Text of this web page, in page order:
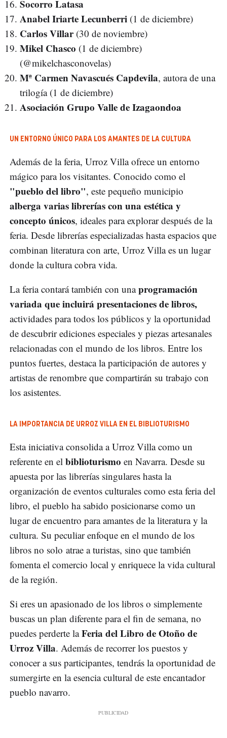
Socorro Latasa
Anabel Iriarte Lecunberri (1 de diciembre)
Carlos Villar(30 de noviembre)
Mikel Chasco (1 de diciembre)
(@mikelchasconovelas)
Mª Carmen Navascués Capdevila, autora de una
trilogía (1 de diciembre)
Asociación Grupo Valle de Izagaondoa
UN ENTORNO ÚNICO PARA LOS AMANTES DE LA CULTURA
Además de la feria, Urroz Villa ofrece un entorno
mágico para los visitantes. Conocido como el
"pueblo del libro", este pequeño municipio
alberga varias librerías con una estética y
concepto únicos, ideales para explorar después de la
feria. Desde librerías especializadas hasta espacios que
combinan literatura con arte, Urroz Villa es un lugar
donde la cultura cobra vida.
La feria contará también con unaprogramación
variada que incluirá presentaciones de libros,
actividades para todos los públicos y la oportunidad
de descubrir ediciones especiales y piezas artesanales
relacionadas con el mundo de los libros. Entre los
puntos fuertes, destaca la participación de autores y
artistas de renombre que compartirán su trabajo con
los asistentes.
LA IMPORTANCIA DE URROZ VILLA EN EL BIBLIOTURISMO
Esta iniciativa consolida a Urroz Villa como un
referente en el biblioturismo en Navarra. Desde su
apuesta por las librerías singulares hasta la
organización de eventos culturales como esta feria del
libro, el pueblo ha sabido posicionarse como un
lugar de encuentro para amantes de la literatura y la
cultura. Su peculiar enfoque en el mundo de los
libros no solo atrae a turistas, sino que también
fomenta el comercio local y enriquece la vida cultural
de la región.
Si eres un apasionado de los libros o simplemente
buscas un plan diferente para el fin de semana, no
puedes perderte laFeria del Libro de Otoño de
Urroz Villa. Además de recorrer los puestos y
conocer a sus participantes, tendrás la oportunidad de
sumergirte en la esencia cultural de este encantador
pueblo navarro.